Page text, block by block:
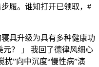
履。谁知打开已领取，#
具升级为具有多种健康功
元？ 」 我回了德律风细心
扰”向中沉度“慢性病”演